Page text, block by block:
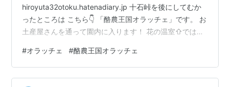
hiroyuta32otoku.hatenadiary.jp 十石峠を後にしてむか
ったところは こちら👇 「酪農王国オラッチェ」です。 お
土産屋さんを通って園内に入ります！ 花の温室⇧ではソ
あるので ビールも飲めるようでした。 そして奥の方まで
歩いて行くと さまざまな動物たちが！ ポニー、やぎ、羊
たちがいます！ 子供の日だったその日は 多くのお子さま
#オラッチェ #酪農王国オラッチェ